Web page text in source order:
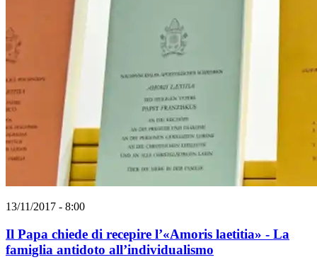
13/11/2017 - 8:00
Il Papa chiede di recepire l’«Amoris laetitia» - La
famiglia antidoto all’individualismo